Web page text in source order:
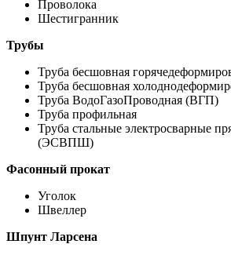
Проволока
Шестигранник
Трубы
Труба бесшовная
Труба бесшовная
Труба ВодоГазоПроводная (ВГП)
Труба профильная
Труба стальные электросварные
(ЭСВПШ)
Фасонный прокат
Уголок
Швеллер
Шпунт Ларсена